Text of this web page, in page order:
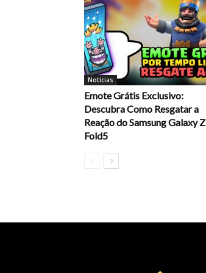
Notícias
Emote Grátis Exclusivo:
Descubra Como Resgatar a
Reação do Samsung Galaxy Z
Fold5